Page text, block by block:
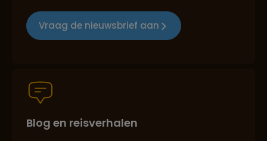
Groepsreizen mét indivuele vrijheid
Best beoordeelde reisroutes
Vraag de nieuwsbrief aan
Blog en reisverhalen